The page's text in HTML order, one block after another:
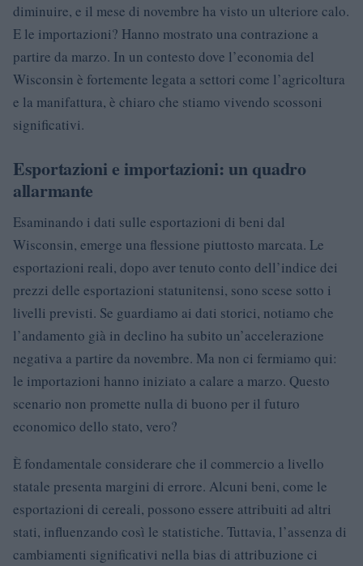
diminuire, e il mese di novembre ha visto un ulteriore calo.
E le importazioni? Hanno mostrato una contrazione a
partire da marzo. In un contesto dove l’economia del
Wisconsin è fortemente legata a settori come l’agricoltura
e la manifattura, è chiaro che stiamo vivendo scossoni
significativi.
Esportazioni e importazioni: un quadro
allarmante
Esaminando i dati sulle esportazioni di beni dal
Wisconsin, emerge una flessione piuttosto marcata. Le
esportazioni reali, dopo aver tenuto conto dell’indice dei
prezzi delle esportazioni statunitensi, sono scese sotto i
livelli previsti. Se guardiamo ai dati storici, notiamo che
l’andamento già in declino ha subito un’accelerazione
negativa a partire da novembre. Ma non ci fermiamo qui:
le importazioni hanno iniziato a calare a marzo. Questo
scenario non promette nulla di buono per il futuro
economico dello stato, vero?
È fondamentale considerare che il commercio a livello
statale presenta margini di errore. Alcuni beni, come le
esportazioni di cereali, possono essere attribuiti ad altri
stati, influenzando così le statistiche. Tuttavia, l’assenza di
cambiamenti significativi nella bias di attribuzione ci